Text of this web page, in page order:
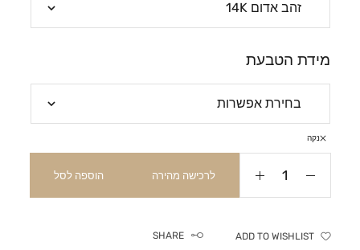
מידת הטבעת
נקה
לרכישה מהירה הוספה לסל
ADD TO WISHLIST
SHARE